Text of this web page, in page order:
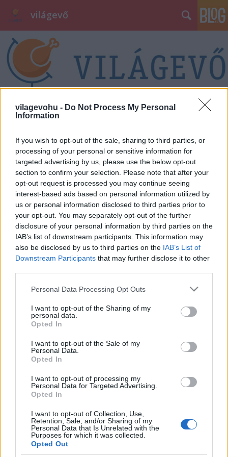
vilagevohu - Do Not Process My Personal
Information
If you wish to opt-out of the sale, sharing to third parties, or
processing of your personal or sensitive information for
targeted advertising by us, please use the below opt-out
section to confirm your selection. Please note that after your
opt-out request is processed you may continue seeing
interest-based ads based on personal information utilized by
us or personal information disclosed to third parties prior to
your opt-out. You may separately opt-out of the further
disclosure of your personal information by third parties on the
IAB’s list of downstream participants. This information may
also be disclosed by us to third parties on the IAB’s List of
Downstream Participants that may further disclose it to other
Please note that this website/app uses one or more Google
not limited to your visit or usage behaviour. You may click to
grant or deny consent to Google and its third-party tags to
use your data for below specified purposes in below Google
consent section.
Personal Data Processing Opt Outs
I want to opt-out of the Sharing of my
personal data.
Opted In
I want to opt-out of the Sale of my
Personal Data.
Opted In
I want to opt-out of processing my
Personal Data for Targeted Advertising.
Opted In
I want to opt-out of Collection, Use,
Retention, Sale, and/or Sharing of my
Personal Data that Is Unrelated with the
Purposes for which it was collected.
Opted Out
világevő
Malaclegó - interaktív husihatározó
Tegnap voltam a Chefparade-ban Fran Warde
bemutató főzésén, ami nagy élmény volt. Igazi profi,
közvetlen, kedves és remek előadó és még a főztje is
nagyon jó! A fő témája az új szakácskönyve (Ginger
Pig) kapcsán a sertés, és annak brit módra történő
bontása. Elő is…
A legjobb brunch a világon
világevő•2012. április 24.
Sajnos nem Magyarországon van, pedig itt is van
egy-két egészen jó ár-érték arányú, de a legjobbért
egészen Lyonig kell utazni. Ott aktív ugyanis Nicolas
Le Bec, akiről volt már és lesz is még szó a blogon,
ugyanis ha nem is a legtöbb csilaggal kitüntetett
francia séf, de az új…
világevő•2012. április 23.
Ahogy a legjobb tavaszi gasztroprogramoknál már
jeleztem, lehet jegyet nyerni nálam egy egészen
különleges főzőbemutatóra és kóstolóra, ami
ráadásul még egy dedikált szakácskönyvet is